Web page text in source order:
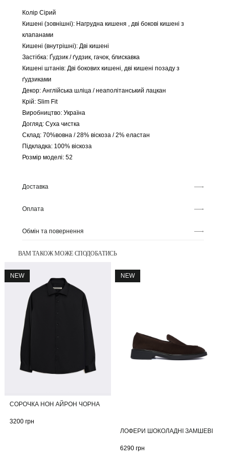
Колір Сірий
Кишені (зовнішні): Нагрудна кишеня , дві бокові кишені з
клапанами
Кишені (внутрішні): Дві кишені
Застібка: Ґудзик / ґудзик, гачок, блискавка
Кишені штанів: Дві бокових кишені, дві кишені позаду з
ґудзиками
Декор: Англійська шліца / неаполітанський лацкан
Крій: Slim Fit
Виробництво: Україна
Догляд: Суха чистка
Склад: 70%вовна / 28% віскоза / 2% еластан
Підкладка: 100% віскоза
Розмір моделі: 52
Доставка
Оплата
Обмін та повернення
ВАМ ТАКОЖ МОЖЕ СПОДОБАТИСЬ
СОРОЧКА НОН АЙРОН ЧОРНА
3200 грн
NEW
ЛОФЕРИ ШОКОЛАДНІ ЗАМШЕВІ
6290 грн
NEW